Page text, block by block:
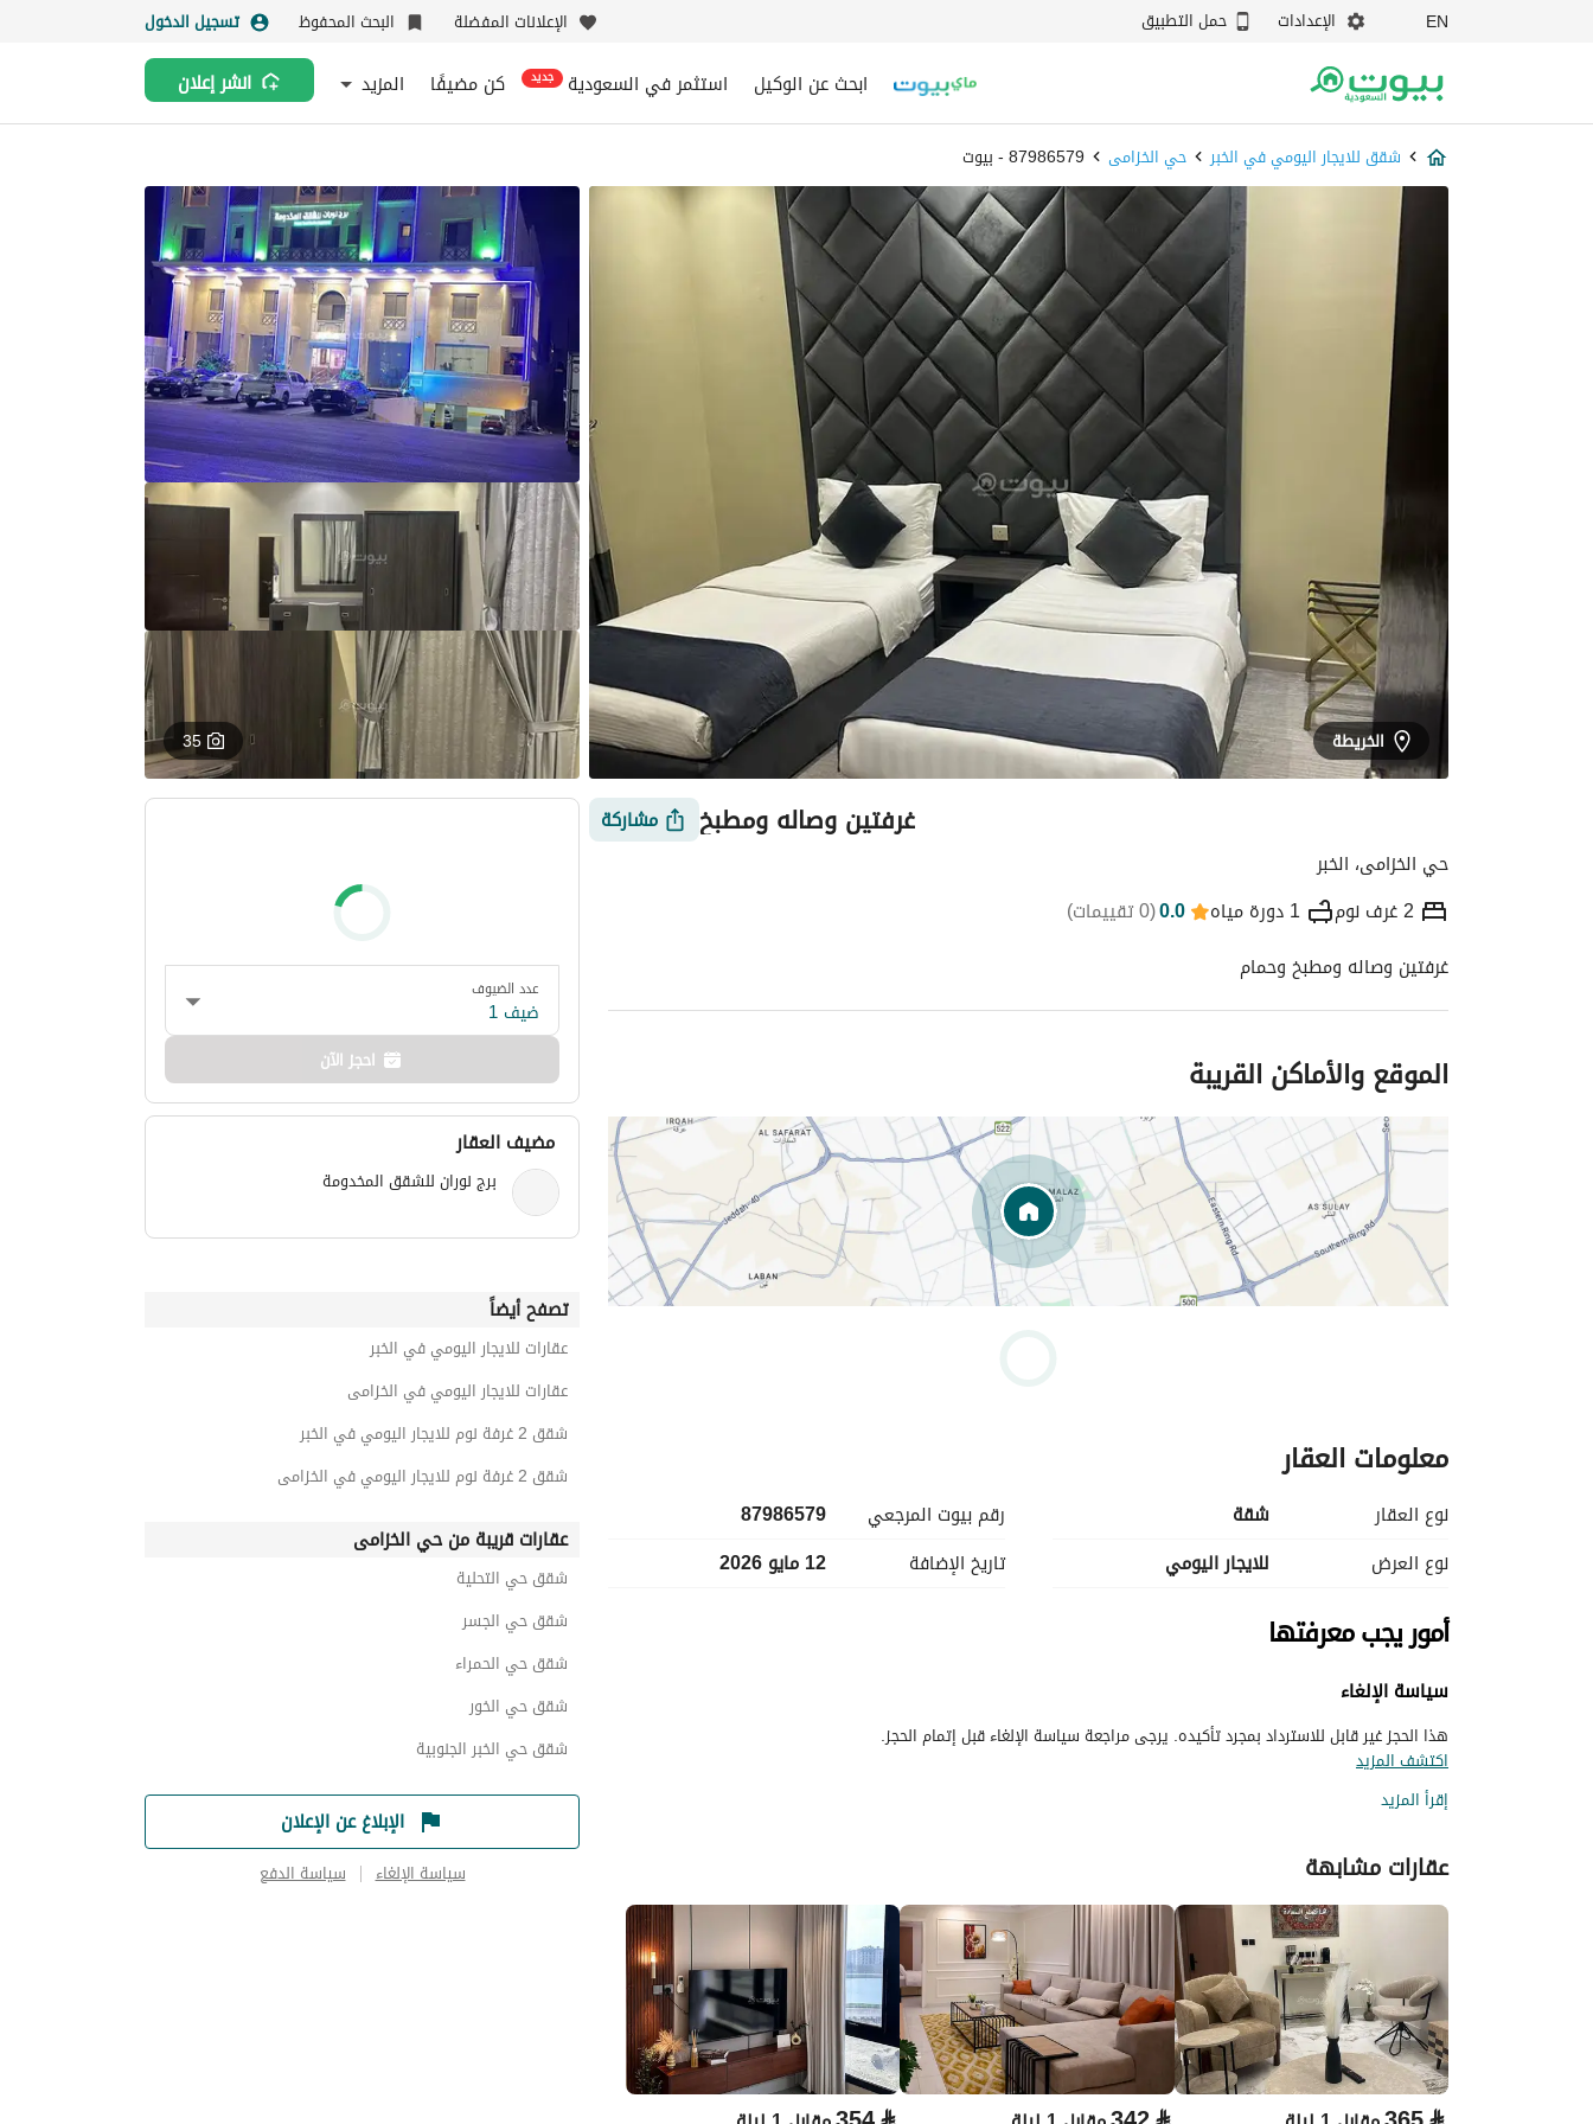
EN الإعدادات حمل التطبيق الإعلانات المفضلة البحث المحفوظ تسجيل الدخول
ابحث عن الوكيل استثمر في السعودية جديد كن مضيفًا المزيد انشر إعلان
شقق للايجار اليومي في الخبر حي الخزامى 87986579 - بيوت
الخريطة 35
غرفتين وصاله ومطبخ
مشاركة
حي الخزامى، الخبر
2 غرف نوم 1 دورة مياه 0.0
(0 تقييمات )
أمور يجب معرفتها
غرفتين وصاله ومطبخ وحمام
الموقع والأماكن القريبة
معلومات العقار
نوع العقار
شقة
نوع العرض
للايجار اليومي
رقم بيوت المرجعي
87986579
تاريخ الإضافة
12 مايو 2026
أمور يجب معرفتها
سياسة الإلغاء
هذا الحجز غير قابل للاسترداد بمجرد تأكيده. يرجى مراجعة سياسة الإلغاء قبل إتمام الحجز.
اكتشف المزيد
إقرأ المزيد
عقارات مشابهة
عدد الضيوف
ضيف 1
احجز الآن
مضيف العقار
برج نوران للشقق المخدومة
تصفح أيضاً
عقارات للايجار اليومي في الخبر
عقارات للايجار اليومي في الخزامى
شقق 2 غرفة نوم للايجار اليومي في الخبر
شقق 2 غرفة نوم للايجار اليومي في الخزامى
عقارات قريبة من حي الخزامى
شقق حي التحلية
شقق حي الجسر
شقق حي الحمراء
شقق حي الخور
شقق حي الخبر الجنوبية
الإبلاغ عن الإعلان
سياسة الإلغاء سياسة الدفع